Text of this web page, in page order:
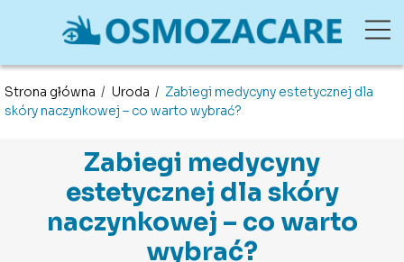
Strona główna / Uroda / Zabiegi medycyny estetycznej dla
skóry naczynkowej – co warto wybrać?
Zabiegi medycyny
estetycznej dla skóry
naczynkowej – co warto
wybrać?